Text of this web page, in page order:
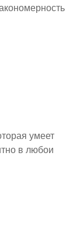
умеет
в любои